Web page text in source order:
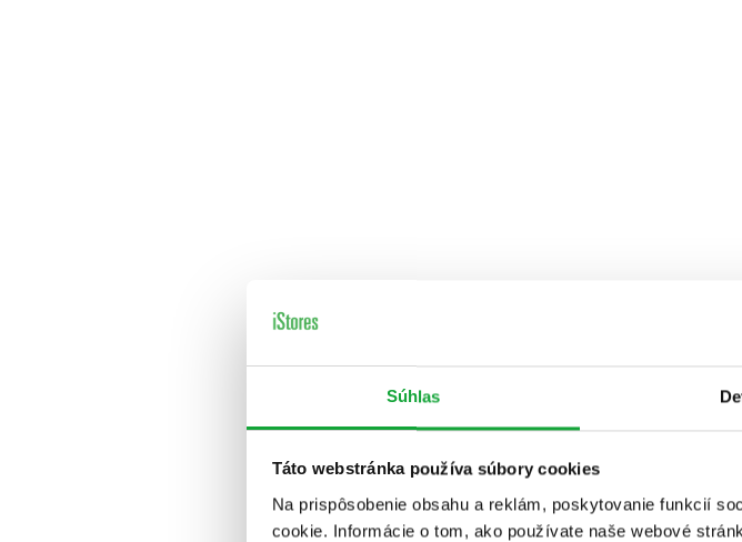
Súhlas
Táto webstránka používa súbory cookies
Na prispôsobenie obsahu a reklám, poskytovanie funkcií
cookie. Informácie o tom, ako používate naše webové